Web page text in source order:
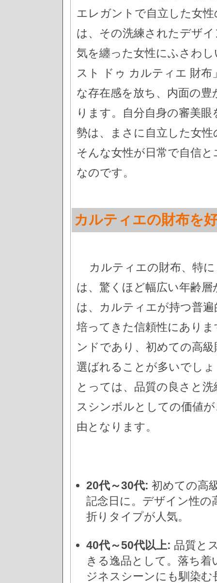
エレガントで自立した女
は、その洗練されたデザ
気を纏った女性にふさわ
スト ドゥ カルティエ 財
な存在感を放ち、内面の
ります。自分自身の審美
勢は、まさに自立した女
そんな女性が日常で自信
なのです。
カルティエの財布を
カルティエの財布、特
は、驚くほど幅広い年齢
は、カルティエが持つ普
培ってきた信頼性にあり
ンドであり、初めての高
選ばれることが多いでし
とっては、品質の良さと
スシンボルとしての価値
由となります。
20代～30代: 初めての高
記念日に。デザイン性
折りタイプが人気。
40代～50代以上: 品質と
きる逸品として。落ち
ジネスシーンにも馴染